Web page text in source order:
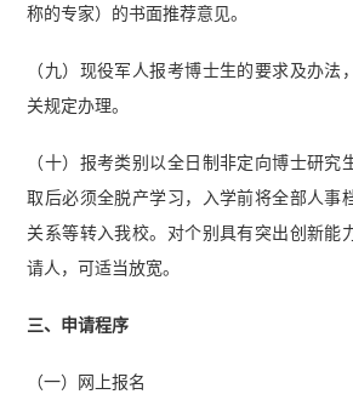
称的专家）的书面推荐意见。
（九）现役军人报考博士生的要求及办法
关规定办理。
（十）报考类别以全日制非定向博士研究
取后必须全脱产学习，入学前将全部人事
关系等转入我校。对个别具有突出创新能
请人，可适当放宽。
三、申请程序
（一）网上报名